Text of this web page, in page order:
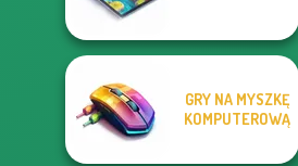
GRY NA MYSZKĘ
KOMPUTEROWĄ